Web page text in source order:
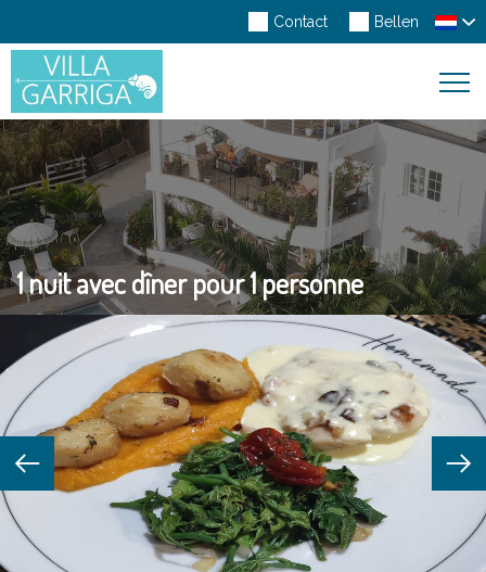
Bellen
Contact
1 nuit avec dîner pour 1 personne